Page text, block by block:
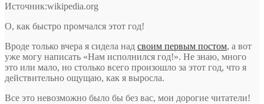
Источник:wikipedia.org
О, как быстро промчался этот год!
Вроде только вчера я сидела над своим первым постом, а вот
уже могу написать «Нам исполнился год!». Не знаю, много
это или мало, но столько всего произошло за этот год, что я
действительно ощущаю, как я выросла.
Все это невозможно было бы без вас, мои дорогие читатели!